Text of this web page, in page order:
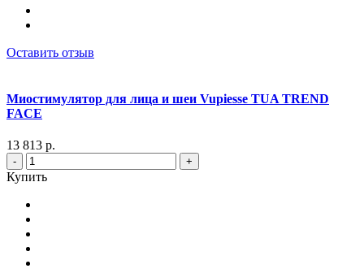
Оставить отзыв
Миостимулятор для лица и шеи Vupiesse TUA TREND
FACE
13 813 р.
- +
Купить